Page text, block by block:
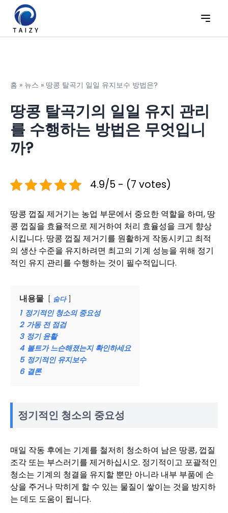
홈 » 뉴스 » 땅콩 탈곡기 일일 유지보수 방법은?
땅콩 탈곡기의 일일 유지 관리
를 수행하는 방법은 무엇입니
까?
4.9/5 - (7 votes)
땅콩 껍질 제거기는 농업 부문에서 중요한 역할을 하며, 땅
콩 껍질을 효율적으로 제거하여 처리 효율성을 크게 향상
시킵니다. 땅콩 껍질 제거기를 원활하게 작동시키고 최적
의 생산 수준을 유지하려면 최고의 기계 성능을 위해 정기
적인 유지 관리를 수행하는 것이 필수적입니다.
내용물 숨다
1 정기적인 청소의 중요성
2 가동 전 점검
3 정기 윤활
4 볼트가 느슨해졌는지 확인하세요
5 정기적인 유지보수
6 결론
정기적인 청소의 중요성
매일 작동 후에는 기계를 철저히 청소하여 남은 땅콩, 껍질
조각 또는 부스러기를 제거하십시오. 정기적이고 포괄적인
청소는 기계의 청결을 유지할 뿐만 아니라 내부 부품에 손
상을 주거나 막히게 할 수 있는 물질이 쌓이는 것을 방지하
는 데도 도움이 됩니다.